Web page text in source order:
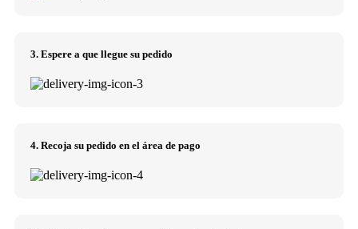
3. Espere a que llegue su pedido
4. Recoja su pedido en el área de pago